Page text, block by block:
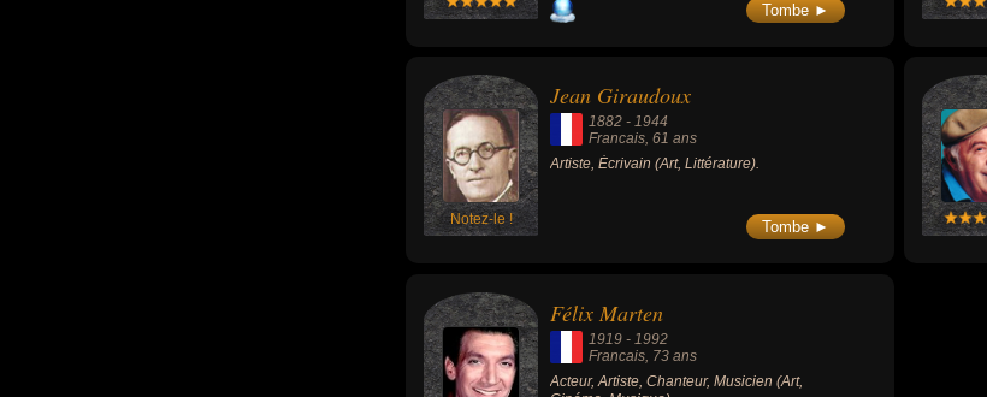
Tombe ►
Notez-le !
Jean Giraudoux
1882 - 1944
Francais, 61 ans
Artiste, Écrivain (Art, Littérature).
Tombe ►
Félix Marten
1919 - 1992
Francais , 73 ans
Acteur, Artiste, Chanteur, Musicien (Art,